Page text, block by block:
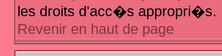
les droits d'acc�s appropri�s.
Revenir en haut de page